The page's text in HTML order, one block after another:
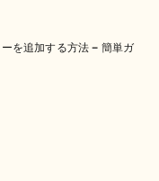
を追加する方法 – 簡単ガ